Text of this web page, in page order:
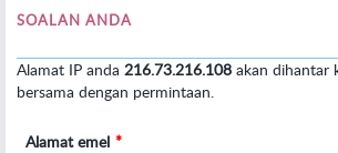
SOALAN ANDA
Alamat IP anda 216.73.216.108 akan dihantar
bersama dengan permintaan.
Alamat emel *